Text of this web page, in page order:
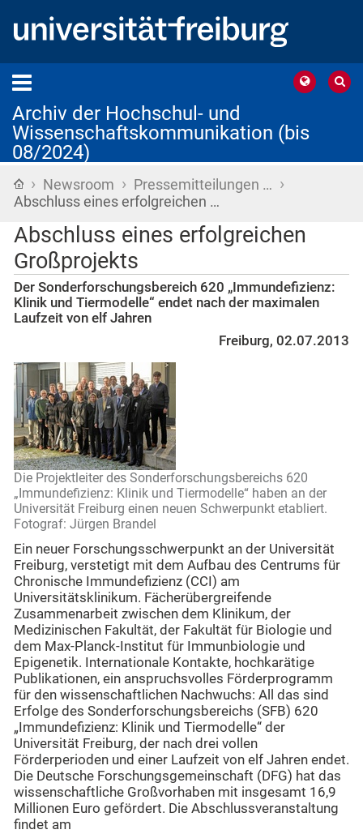
Archiv der Hochschul- und
Wissenschaftskommunikation (bis
08/2024)
Startseite
› Newsroom › Pressemitteilungen … ›
Abschluss eines erfolgreichen …
Abschluss eines erfolgreichen
Großprojekts
Der Sonderforschungsbereich 620 „Immundefizienz:
Klinik und Tiermodelle“ endet nach der maximalen
Laufzeit von elf Jahren
Freiburg, 02.07.2013
Die Projektleiter des Sonderforschungsbereichs 620
„Immundefizienz: Klinik und Tiermodelle“ haben an der
Universität Freiburg einen neuen Schwerpunkt etabliert.
Fotograf: Jürgen Brandel
Ein neuer Forschungsschwerpunkt an der Universität
Freiburg, verstetigt mit dem Aufbau des Centrums für
Chronische Immundefizienz (CCI) am
Universitätsklinikum. Fächerübergreifende
Zusammenarbeit zwischen dem Klinikum, der
Medizinischen Fakultät, der Fakultät für Biologie und
dem Max-Planck-Institut für Immunbiologie und
Epigenetik. Internationale Kontakte, hochkarätige
Publikationen, ein anspruchsvolles Förderprogramm
für den wissenschaftlichen Nachwuchs: All das sind
Erfolge des Sonderforschungsbereichs (SFB) 620
„Immundefizienz: Klinik und Tiermodelle“ der
Universität Freiburg, der nach drei vollen
Förderperioden und einer Laufzeit von elf Jahren endet.
Die Deutsche Forschungsgemeinschaft (DFG) hat das
wissenschaftliche Großvorhaben mit insgesamt 16,9
Millionen Euro gefördert. Die Abschlussveranstaltung
findet am